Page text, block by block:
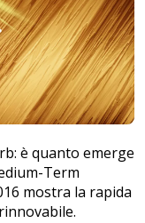
è quanto emerge
Term
mostra la rapida